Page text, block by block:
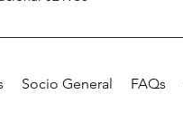
Socio General FAQs